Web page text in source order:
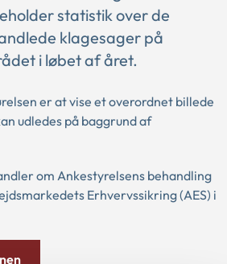
statistik over de
klagesager på
i løbet af året.
er at vise et overordnet billede
udledes på baggrund af
om Ankestyrelsens behandling
Erhvervssikring (AES) i